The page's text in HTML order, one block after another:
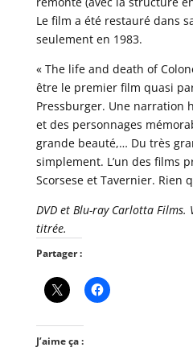
Le film a été restauré dans
seulement en 1983.
« The life and death of
être le premier film quasi
Pressburger. Une narration
et des personnages
grande beauté,… Du très
simplement. L’un des films
Scorsese et Tavernier. Rien
DVD et Blu-ray Carlotta Films.
titrée.
Partager :
J’aime ça :